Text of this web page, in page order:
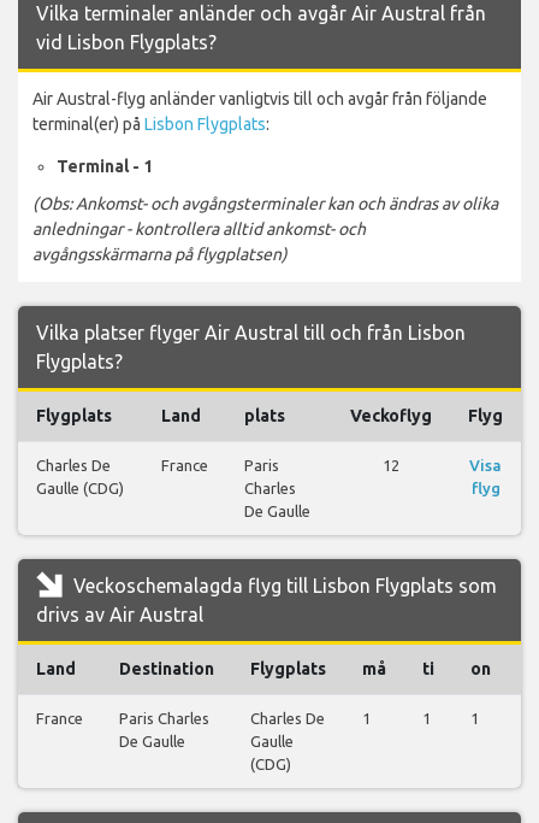
Vilka terminaler anländer och avgår Air Austral från
vid Lisbon Flygplats?
Air Austral-flyg anländer vanligtvis till och avgår från följande
terminal(er) på Lisbon Flygplats:
Terminal - 1
(Obs: Ankomst- och avgångsterminaler kan och ändras av olika
anledningar - kontrollera alltid ankomst- och
avgångsskärmarna på flygplatsen)
Vilka platser flyger Air Austral till och från Lisbon
Flygplats?
Flygplats Land plats Veckoflyg Flyg
Charles De
Gaulle (CDG)
France
Paris
Charles
De Gaulle
12
Visa
flyg
Veckoschemalagda flyg till Lisbon Flygplats som
drivs av Air Austral
Land Destination Flygplats må ti on
France
Paris Charles
De Gaulle
Charles De
Gaulle
(CDG)
1 1 1